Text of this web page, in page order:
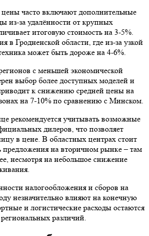
цены часто включают дополнительные
из-за удалённости от крупных
итоговую стоимость на 3-5%.
в Гродненской области, где из-за узкой
может быть дороже на 4-6%.
с меньшей экономической
выбор более доступных моделей и
к снижению средней цены на
на 7-10% по сравнению с Минском.
рекомендуется учитывать возможные
дилеров, что позволяет
в цене. В областных центрах стоит
предложения на вторичном рынке – там
несмотря на небольшое снижение
налогообложения и сборов на
незначительно влияют на конечную
и логистические расходы остаются
различий.